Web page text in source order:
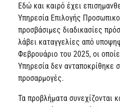
Εδώ και καιρό έχει
Υπηρεσία Επιλογής
προσβάσιμες διαδικασίες
λάβει καταγγελίες από
Φεβρουάριο του 2025, οι
Υπηρεσία δεν ανταποκρίθηκε
προσαρμογές.
Τα προβλήματα συνεχίζονται